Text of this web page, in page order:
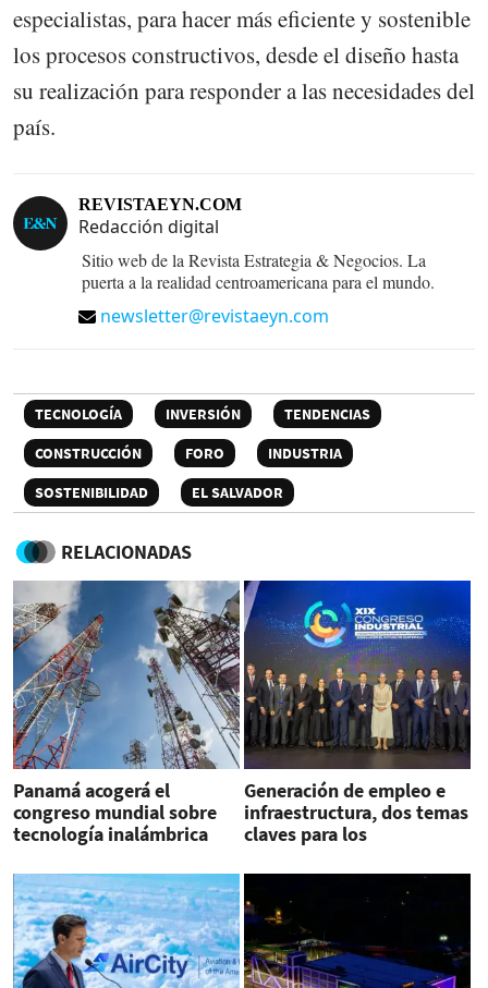
especialistas, para hacer más eficiente y sostenible
los procesos constructivos, desde el diseño hasta
su realización para responder a las necesidades del
país.
REVISTAEYN.COM
Redacción digital
Sitio web de la Revista Estrategia & Negocios. La
puerta a la realidad centroamericana para el mundo.
newsletter@revistaeyn.com
TECNOLOGÍA INVERSIÓN
TENDENCIAS
CONSTRUCCIÓN
FORO
INDUSTRIA
SOSTENIBILIDAD
EL SALVADOR
RELACIONADAS
Panamá acogerá el
congreso mundial sobre
tecnología inalámbrica
Generación de empleo e
infraestructura, dos temas
claves para los
guatemaltecos